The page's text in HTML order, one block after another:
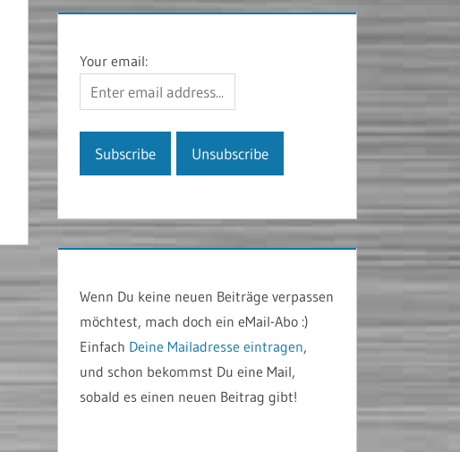
Your email:
Wenn Du keine neuen Beiträge verpassen
möchtest, mach doch ein eMail-Abo :)
Einfach Deine Mailadresse eintragen,
und schon bekommst Du eine Mail,
sobald es einen neuen Beitrag gibt!